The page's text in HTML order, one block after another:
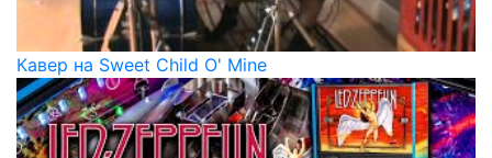
Кавер на Sweet Child O' Mine